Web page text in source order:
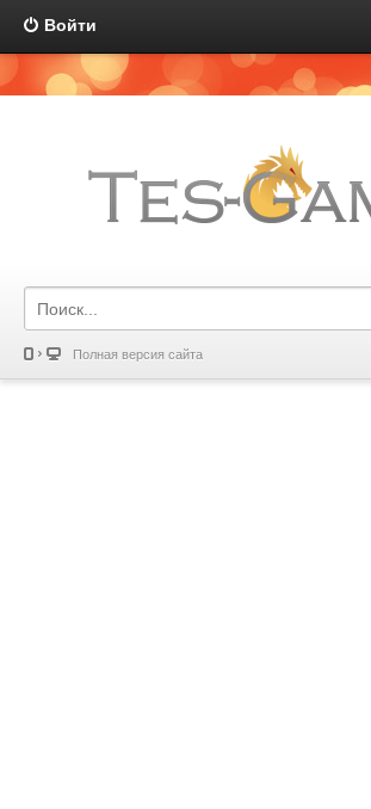
Войти
Полная версия сайта